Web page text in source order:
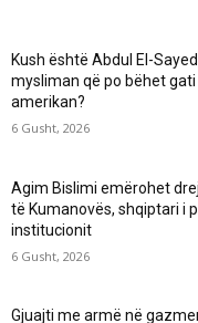
Kush është Abdul El-
mysliman që po bëhet
amerikan?
6 Gusht, 2026
Agim Bislimi emërohet
të Kumanovës, shqiptari i
institucionit
6 Gusht, 2026
Gjuajti me armë në